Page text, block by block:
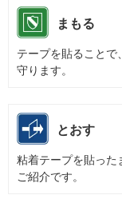
まもる
テープを貼ることで
守ります。
とおす
粘着テープを貼った
ご紹介です。